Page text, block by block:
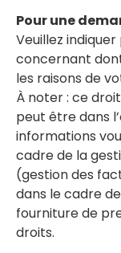
Pour une
Veuillez
concernant
les raisons de
À noter : ce
peut être dans
informations
cadre de la
(gestion des
dans le cadre
fourniture de
droits.